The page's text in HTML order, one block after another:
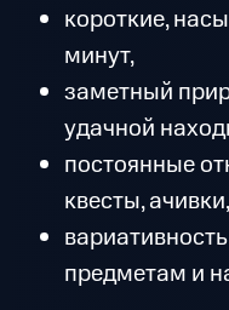
короткие,
минут,
заметный
удачной
постоянные
квесты, ачивки,
предметам и